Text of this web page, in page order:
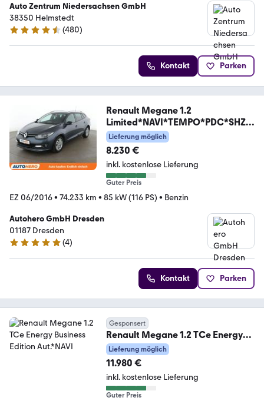
Auto Zentrum Niedersachsen GmbH
38350 Helmstedt
4.5 Sterne
(480)
Kontakt Parken
Renault Megane 1.2
Limited*NAVI*TEMPO*PDC*SHZ*
KLIMA*
Lieferung möglich
8.230 €
inkl. kostenlose Lieferung
Guter Preis
EZ 06/2016• 74.233 km • 85 kW (116 PS) • Benzin
Autohero GmbH Dresden
01187 Dresden
5 Sterne
(4)
Kontakt Parken
Gesponsert
Renault Megane 1.2 TCe Energy
Business Edition Aut.*NAVI
Lieferung möglich
11.980 €
inkl. kostenlose Lieferung
Guter Preis